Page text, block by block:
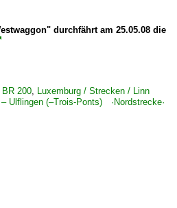
durchfährt am 25.05.08 die
200, Luxemburg / Strecken / Linn
Ulflingen (–Trois-Ponts) ·Nordstrecke·